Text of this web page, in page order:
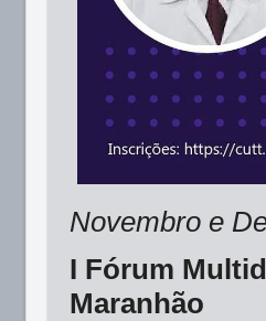
Novembro e
I Fórum
Maranhão